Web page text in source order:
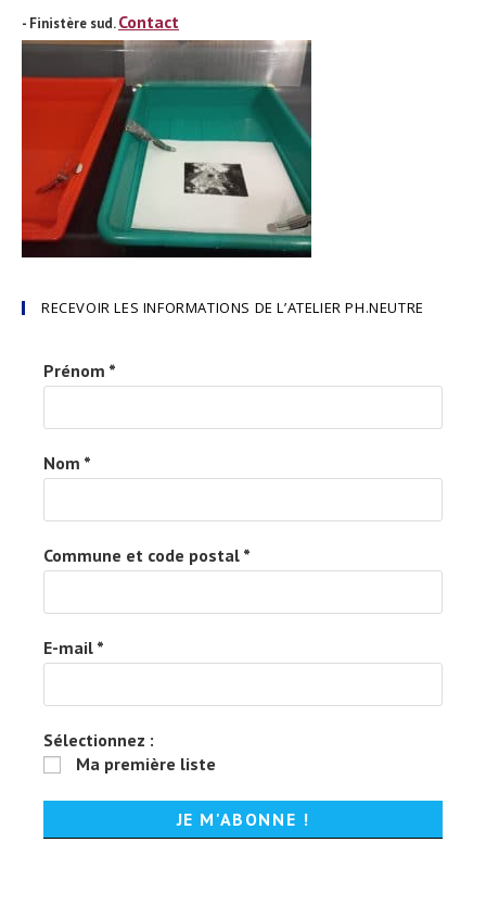
- Finistère sud.Contact
RECEVOIR LES INFORMATIONS DE L’ATELIER PH.NEUTRE
Prénom *
Nom *
Commune et code postal *
E-mail *
Sélectionnez :
Ma première liste